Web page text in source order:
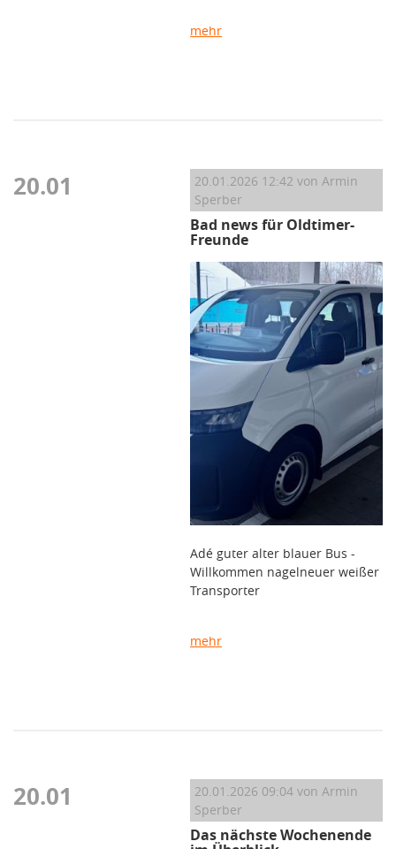
mehr
20.01 20.01.2026 12:42 von Armin
Sperber
Bad news für Oldtimer-
Freunde
Adé guter alter blauer Bus -
Willkommen nagelneuer weißer
Transporter
mehr
20.01 20.01.2026 09:04 von Armin
Sperber
Das nächste Wochenende